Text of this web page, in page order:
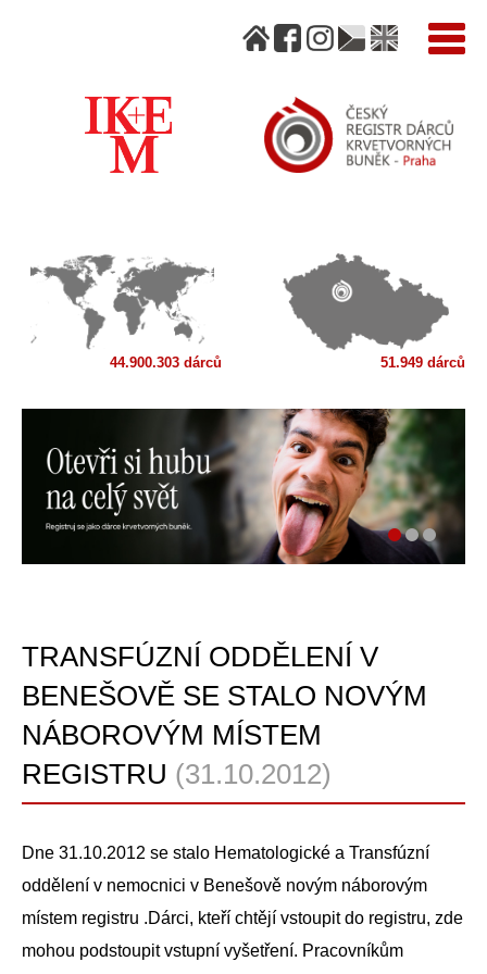
44.900.303 dárců 51.949 dárců
TRANSFÚZNÍ ODDĚLENÍ V
BENEŠOVĚ SE STALO NOVÝM
NÁBOROVÝM MÍSTEM
REGISTRU (31.10.2012)
Dne 31.10.2012 se stalo Hematologické a Transfúzní
oddělení v nemocnici v Benešově novým náborovým
místem registru .Dárci, kteří chtějí vstoupit do registru, zde
mohou podstoupit vstupní vyšetření. Pracovníkům